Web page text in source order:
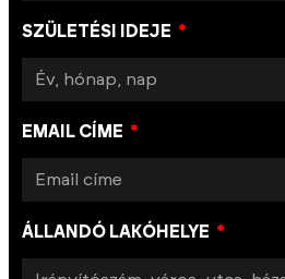
SZÜLETÉSI IDEJE
EMAIL CÍME
ÁLLANDÓ LAKÓHELYE